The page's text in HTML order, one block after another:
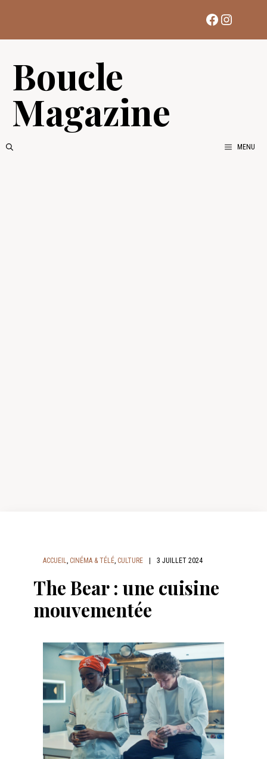
contenu
Facebook
Boucle
Magazine
MENU
ACCUEIL, CINÉMA & TÉLÉ, CULTURE 3 JUILLET 2024
The Bear : une cuisine
mouvementée